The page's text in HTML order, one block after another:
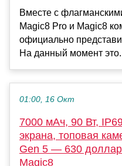
Вместе с
Magic8 Pro и Magic8
официально
На данный момент
01:00, 16 Окт
7000 мАч, 90 Вт,
экрана, топовая
Gen 5 — 630
Magic8